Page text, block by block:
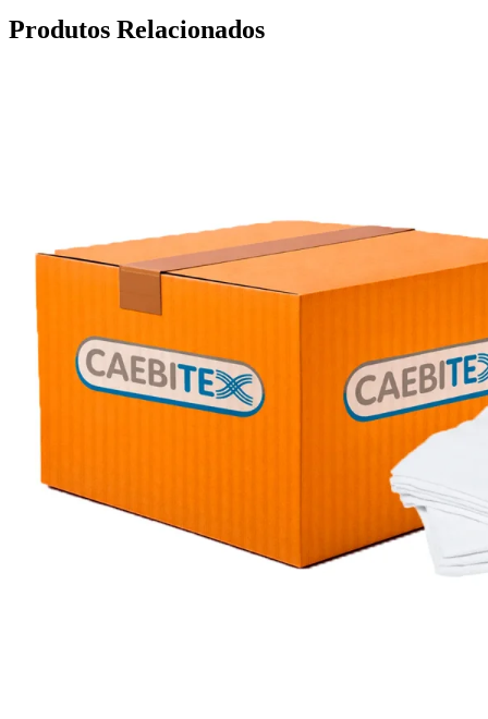
Produtos Relacionados